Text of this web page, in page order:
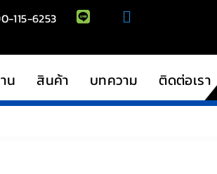
115-6253
น สินค้า บทความ ติดต่อเรา